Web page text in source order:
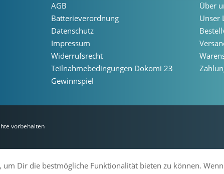
AGB
Batterieverordnung
Datenschutz
Impressum
Widerrufsrecht
Teilnahmebedingungen Dokomi 23
Gewinnspiel
Über
Unser
vorbehalten
Dir die bestmögliche Funktionalität bieten zu können.